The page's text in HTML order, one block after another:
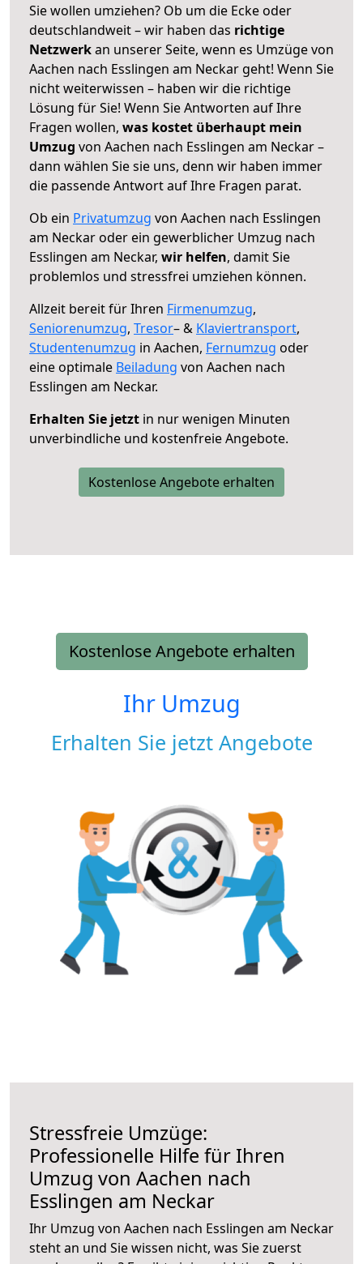
Sie wollen umziehen? Ob um die Ecke oder
deutschlandweit – wir haben das richtige
Netzwerkan unserer Seite, wenn es Umzüge von
Aachen nach Esslingen am Neckar geht! Wenn Sie
nicht weiterwissen – haben wir die richtige
Lösung für Sie! Wenn Sie Antworten auf Ihre
Fragen wollen, was kostet überhaupt mein
Umzug von Aachen nach Esslingen am Neckar –
dann wählen Sie sie uns, denn wir haben immer
die passende Antwort auf Ihre Fragen parat.
Ob ein Privatumzug von Aachen nach Esslingen
am Neckar oder ein gewerblicher Umzug nach
Esslingen am Neckar, wir helfen, damit Sie
problemlos und stressfrei umziehen können.
Allzeit bereit für Ihren Firmenumzug,
Seniorenumzug, Tresor– & Klaviertransport,
Studentenumzug in Aachen, Fernumzug oder
eine optimale Beiladung von Aachen nach
Esslingen am Neckar.
Erhalten Sie jetzt in nur wenigen Minuten
unverbindliche und kostenfreie Angebote.
Kostenlose Angebote erhalten
Kostenlose Angebote erhalten
Ihr Umzug
Erhalten Sie jetzt Angebote
Stressfreie Umzüge:
Professionelle Hilfe für Ihren
Umzug von Aachen nach
Esslingen am Neckar
Ihr Umzug von Aachen nach Esslingen am Neckar
steht an und Sie wissen nicht, was Sie zuerst